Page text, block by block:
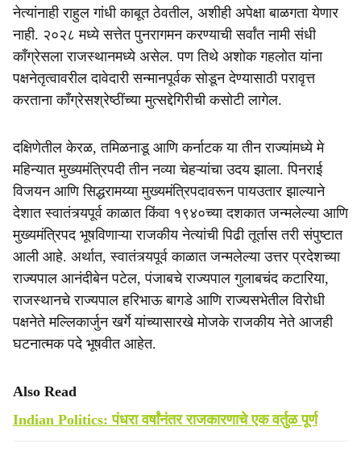
e
नेत्यांनाही राहुल गांधी काबूत ठेवतील, अशीही अपेक्षा बाळगता येणार
नाही. २०२८ मध्ये सत्तेत पुनरागमन करण्याची सर्वांत नामी संधी
काँग्रेसला राजस्थानमध्ये असेल. पण तिथे अशोक गहलोत यांना
पक्षनेतृत्वावरील दावेदारी सन्मानपूर्वक सोडून देण्यासाठी परावृत्त
करताना काँग्रेसश्रेष्ठींच्या मुत्सद्देगिरीची कसोटी लागेल.
दक्षिणेतील केरळ, तमिळनाडू आणि कर्नाटक या तीन राज्यांमध्ये मे
महिन्यात मुख्यमंत्रिपदी तीन नव्या चेहऱ्यांचा उदय झाला. पिनराई
विजयन आणि सिद्धरामय्या मुख्यमंत्रिपदावरून पायउतार झाल्याने
देशात स्वातंत्र्यपूर्व काळात किंवा १९४०च्या दशकात जन्मलेल्या आणि
मुख्यमंत्रिपद भूषविणाऱ्या राजकीय नेत्यांची पिढी तूर्तास तरी संपुष्टात
आली आहे. अर्थात, स्वातंत्र्यपूर्व काळात जन्मलेल्या उत्तर प्रदेशच्या
राज्यपाल आनंदीबेन पटेल, पंजाबचे राज्यपाल गुलाबचंद कटारिया,
राजस्थानचे राज्यपाल हरिभाऊ बागडे आणि राज्यसभेतील विरोधी
पक्षनेते मल्लिकार्जुन खर्गे यांच्यासारखे मोजके राजकीय नेते आजही
घटनात्मक पदे भूषवीत आहेत.
Also Read
Indian Politics: पंधरा वर्षांनंतर राजकारणाचे एक वर्तुळ पूर्ण